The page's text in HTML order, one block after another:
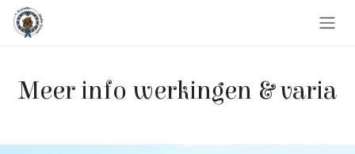
Overslaan naar inhoud
Meer info werkingen & varia